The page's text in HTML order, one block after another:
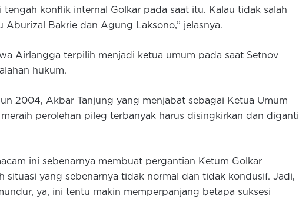
tengah konflik internal Golkar pada saat itu. Kalau tidak salah
Aburizal Bakrie dan Agung Laksono,” jelasnya.
Airlangga terpilih menjadi ketua umum pada saat Setnov
hukum.
2004, Akbar Tanjung yang menjabat sebagai Ketua Umum
meraih perolehan pileg terbanyak harus disingkirkan dan diganti
ini sebenarnya membuat pergantian Ketum Golkar
situasi yang sebenarnya tidak normal dan tidak kondusif. Jadi,
ya, ini tentu makin memperpanjang betapa suksesi